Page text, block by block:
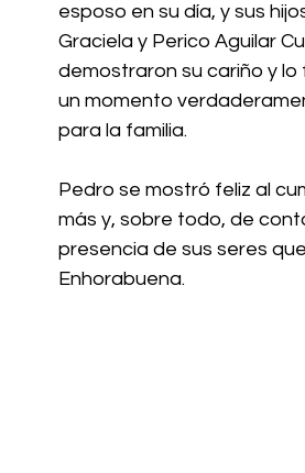
esposo en su día, y sus
Graciela y Perico Aguilar
demostraron su cariño y lo
un momento
para la familia.
Pedro se mostró feliz al
más y, sobre todo, de
presencia de sus seres
Enhorabuena.